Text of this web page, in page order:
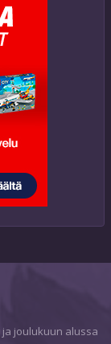
joulukuun alussa